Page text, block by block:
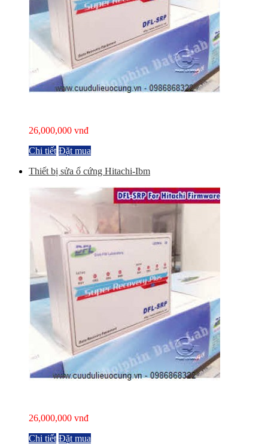
26,000,000 vnđ
Chi tiết Đặt mua
Thiết bị sửa ổ cứng Hitachi-Ibm
26,000,000 vnđ
Chi tiết Đặt mua